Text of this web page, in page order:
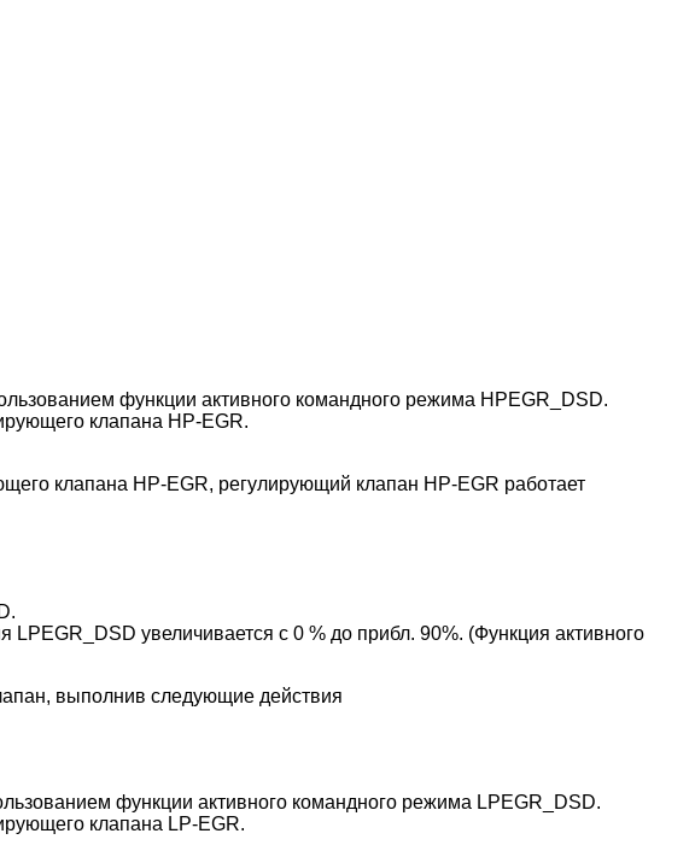
функции активного командного режима HPEGR_DSD.
клапана HP-EGR.
клапана HP-EGR, регулирующий клапан HP-EGR работает
увеличивается с 0 % до прибл. 90%. (Функция активного
выполнив следующие действия
функции активного командного режима LPEGR_DSD.
клапана LP-EGR.